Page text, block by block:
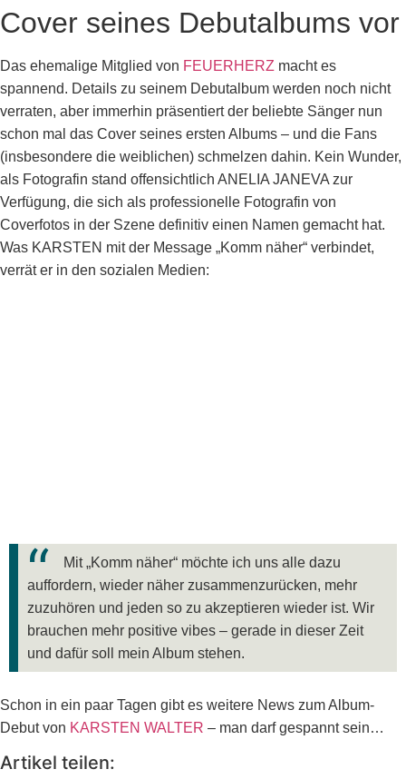
Cover seines Debutalbums vor
Das ehemalige Mitglied von FEUERHERZ macht es
spannend. Details zu seinem Debutalbum werden noch nicht
verraten, aber immerhin präsentiert der beliebte Sänger nun
schon mal das Cover seines ersten Albums – und die Fans
(insbesondere die weiblichen) schmelzen dahin. Kein Wunder,
als Fotografin stand offensichtlich ANELIA JANEVA zur
Verfügung, die sich als professionelle Fotografin von
Coverfotos in der Szene definitiv einen Namen gemacht hat.
Was KARSTEN mit der Message „Komm näher“ verbindet,
verrät er in den sozialen Medien:
Mit „Komm näher“ möchte ich uns alle dazu
auffordern, wieder näher zusammenzurücken, mehr
zuzuhören und jeden so zu akzeptieren wieder ist. Wir
brauchen mehr positive vibes – gerade in dieser Zeit
und dafür soll mein Album stehen.
Schon in ein paar Tagen gibt es weitere News zum Album-
Debut von KARSTEN WALTER – man darf gespannt sein…
Artikel teilen: